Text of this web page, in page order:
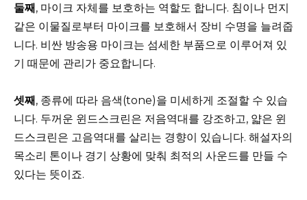
둘째, 마이크 자체를 보호하는 역할도 합니다. 침이나 먼지
같은 이물질로부터 마이크를 보호해서 장비 수명을 늘려줍
니다. 비싼 방송용 마이크는 섬세한 부품으로 이루어져 있
기 때문에 관리가 중요합니다.
셋째, 종류에 따라 음색(tone)을 미세하게 조절할 수 있습
니다. 두꺼운 윈드스크린은 저음역대를 강조하고, 얇은 윈
드스크린은 고음역대를 살리는 경향이 있습니다. 해설자의
목소리 톤이나 경기 상황에 맞춰 최적의 사운드를 만들 수
있다는 뜻이죠.